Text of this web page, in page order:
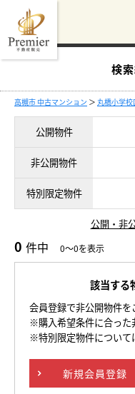
検
高槻市 中古マンション ＞ 丸橋小学
公開物件
非公開物件
特別限定物件
公開・非
0 件中 0～0を表示
該当する
会員登録で非公開物件を
※購入希望条件に合った
※特別限定物件について
新規会員登録